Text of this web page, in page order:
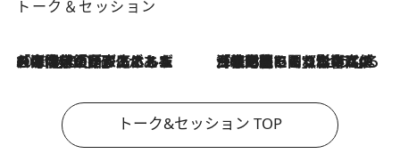
トーク＆セッション
2026.8.3
「今後値上げがあるとすれば…」「リスクがあるのは今年の冬」エネルギー専門家が語る、ホルムズ海峡封鎖が家庭にもたらす“ある心配” 2026.8.3
「住宅建てられない…」「サーチャージ料の高値が続いている」ホルムズ海峡封鎖による影響はいつまで続く？《エネルギー専門家に聞く“どうなる日本の暮らし”》
トーク&セッション TOP